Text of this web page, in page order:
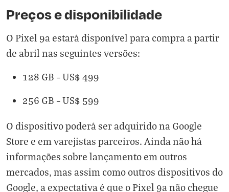
Preços e disponibilidade
O Pixel 9a estará disponível para compra a partir
de abril nas seguintes versões:
128 GB – US$ 499
256 GB – US$ 599
O dispositivo poderá ser adquirido na Google
Store e em varejistas parceiros. Ainda não há
informações sobre lançamento em outros
mercados, mas assim como outros dispositivos do
Google, a expectativa é que o Pixel 9a não chegue